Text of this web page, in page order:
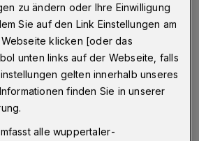
Superintendentin Ilka Federschmidt und
Stadtdechant Dr. Bruno Kurth.
Antwort: Meine Familie.
zu ändern oder Ihre Einwilligung
Sie auf den Link Einstellungen am
klicken [oder das
unten links auf der Webseite, falls
gelten innerhalb unseres
finden Sie in unserer
alle wuppertaler-